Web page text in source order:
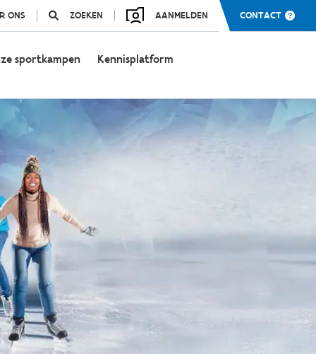
ONS ZOEKEN AANMELDEN CONTACT
sportkampen Kennisplatform